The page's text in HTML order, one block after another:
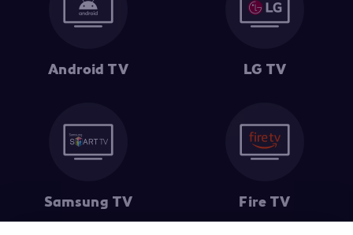
Android TV LG TV
Samsung TV Fire TV